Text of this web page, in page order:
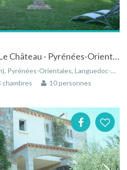
Casa Montes à Salses Le Château - Pyrénées-Orientales
Languedoc-Roussillon, Occitanie, France
chambres 10 personnes